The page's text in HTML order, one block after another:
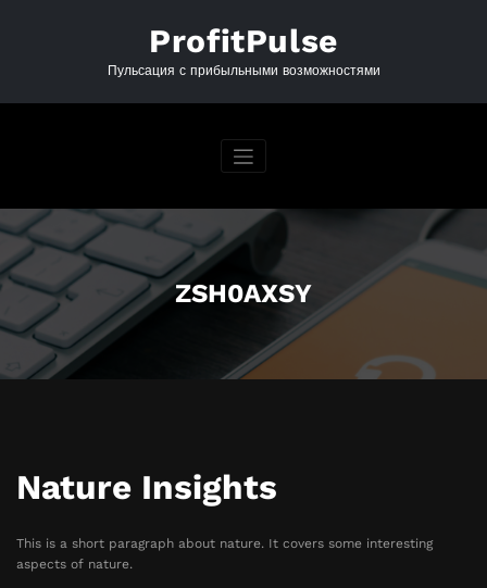
ProfitPulse
Пульсация с прибыльными возможностями
ZSH0AXSY
Nature Insights
This is a short paragraph about nature. It covers some interesting
aspects of nature.